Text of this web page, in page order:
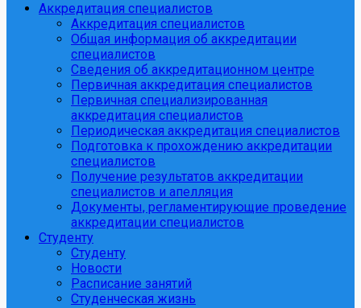
Аккредитация специалистов
Аккредитация специалистов
Общая информация об аккредитации
специалистов
Сведения об аккредитационном центре
Первичная аккредитация специалистов
Первичная специализированная
аккредитация специалистов
Периодическая аккредитация специалистов
Подготовка к прохождению аккредитации
специалистов
Получение результатов аккредитации
специалистов и апелляция
Документы, регламентирующие проведение
аккредитации специалистов
Студенту
Студенту
Новости
Расписание занятий
Студенческая жизнь